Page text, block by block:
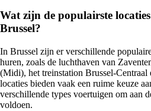
Wat zijn de populairste
Brussel?
In Brussel zijn er verschillende
huren, zoals de luchthaven van
(Midi), het treinstation Brussel-Centraal
locaties bieden vaak een ruime keuze
verschillende types voertuigen om aan
voldoen.